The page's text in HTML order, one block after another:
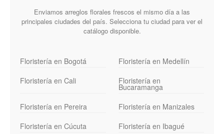
Enviamos arreglos florales frescos el mismo día a las
principales ciudades del país. Selecciona tu ciudad para ver el
catálogo disponible.
Floristería en Bogotá
Floristería en Medellín
Floristería en Cali
Floristería en
Bucaramanga
Floristería en Pereira
Floristería en Manizales
Floristería en Cúcuta
Floristería en Ibagué